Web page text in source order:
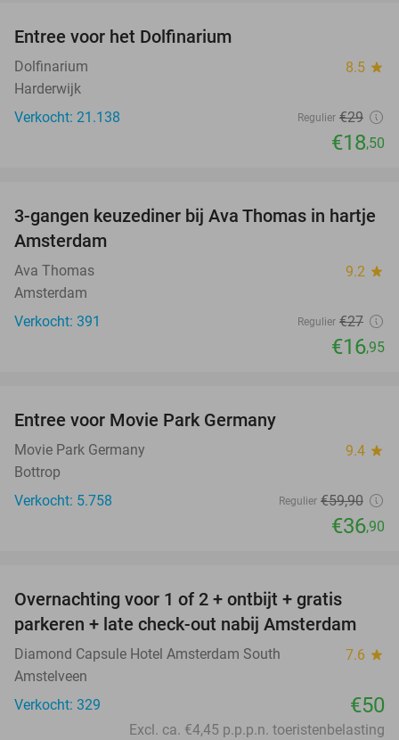
Entree voor het Dolfinarium
Dolfinarium 8.5 star
Harderwijk
Verkocht: 21.138
Regulier €29
€18,50
37%
3-gangen keuzediner bij Ava Thomas in hartje
Amsterdam
Ava Thomas 9.2 star
Amsterdam
Verkocht: 391
Regulier €27
€16,95
Entree voor Movie Park Germany
Movie Park Germany 9.4 star
Bottrop
Verkocht: 5.758
Regulier €59,90
€36,90
Overnachting voor 1 of 2 + ontbijt + gratis
parkeren + late check-out nabij Amsterdam
Diamond Capsule Hotel Amsterdam South 7.6 star
Amstelveen
Verkocht: 329
€50
Excl. ca. €4,45 p.p.p.n. toeristenbelasting